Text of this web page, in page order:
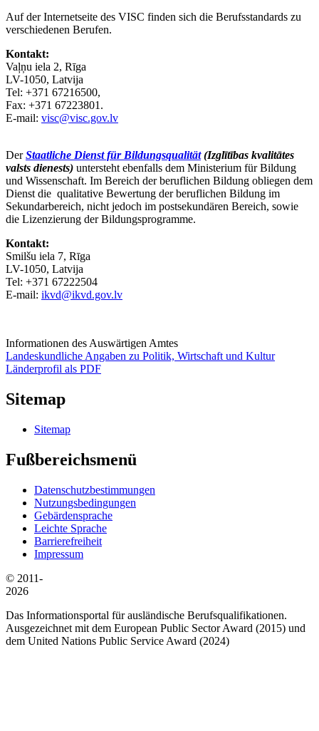
Auf der Internetseite des VISC finden sich die Berufsstandards zu
verschiedenen Berufen.
Kontakt:
Vaļņu iela 2, Rīga
LV-1050, Latvija
Tel: +371 67216500,
Fax: +371 67223801.
E-mail: visc@visc.gov.lv
DerStaatliche Dienst für Bildungsqualität(Izglītības kvalitātes
valsts dienests) untersteht ebenfalls dem Ministerium für Bildung
und Wissenschaft. Im Bereich der beruflichen Bildung obliegen dem
Dienst die qualitative Bewertung der beruflichen Bildung im
Sekundarbereich, nicht jedoch im postsekundären Bereich, sowie
die Lizenzierung der Bildungsprogramme.
Kontakt:
Smilšu iela 7, Rīga
LV-1050, Latvija
Tel: +371 67222504
E-mail: ikvd@ikvd.gov.lv
Informationen des Auswärtigen Amtes
Landeskundliche Angaben zu Politik, Wirtschaft und Kultur
Länderprofil als PDF
Sitemap
Sitemap
Fußbereichsmenü
Datenschutzbestimmungen
Nutzungsbedingungen
Gebärdensprache
Leichte Sprache
Barrierefreiheit
Impressum
© 2011-
2026
Das Informationsportal für ausländische Berufsqualifikationen.
Ausgezeichnet mit dem European Public Sector Award (2015) und
dem United Nations Public Service Award (2024)